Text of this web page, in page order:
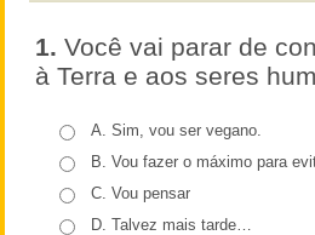
1. Você vai parar de
à Terra e aos seres
A. Sim, vou ser vegano.
B. Vou fazer o máximo para
C. Vou pensar
D. Talvez mais tarde…